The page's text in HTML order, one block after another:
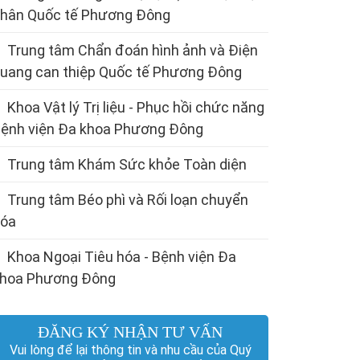
Quốc tế Phương Đông
Trung tâm Chẩn đoán hình ảnh và Điện
can thiệp Quốc tế Phương Đông
Khoa Vật lý Trị liệu - Phục hồi chức năng
viện Đa khoa Phương Đông
Trung tâm Khám Sức khỏe Toàn diện
Trung tâm Béo phì và Rối loạn chuyển
Khoa Ngoại Tiêu hóa - Bệnh viện Đa
Phương Đông
ĐĂNG KÝ NHẬN TƯ VẤN
Vui lòng để lại thông tin và nhu cầu của Quý